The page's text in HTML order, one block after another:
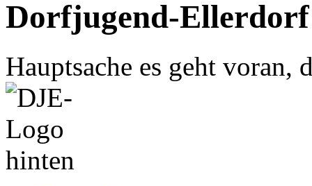
Dorfjugend-Ellerdorf
Hauptsache es geht